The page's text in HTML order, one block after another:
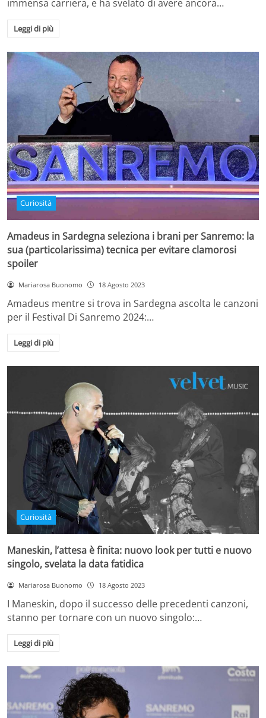
immensa carriera, e ha svelato di avere ancora…
Leggi di più
Curiosità
Amadeus in Sardegna seleziona i brani per Sanremo: la
sua (particolarissima) tecnica per evitare clamorosi
spoiler
Mariarosa Buonomo 18 Agosto 2023
Amadeus mentre si trova in Sardegna ascolta le canzoni
per il Festival Di Sanremo 2024:…
Leggi di più
Curiosità
Maneskin, l’attesa è finita: nuovo look per tutti e nuovo
singolo, svelata la data fatidica
Mariarosa Buonomo 18 Agosto 2023
I Maneskin, dopo il successo delle precedenti canzoni,
stanno per tornare con un nuovo singolo:…
Leggi di più